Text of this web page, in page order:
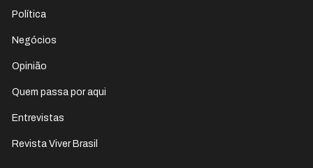
Política
Negócios
Opinião
Quem passa por aqui
Entrevistas
Revista Viver Brasil